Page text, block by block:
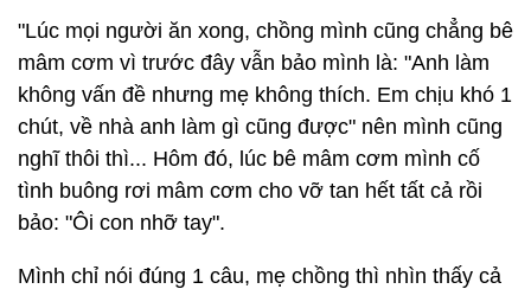
"Lúc mọi người ăn xong, chồng mình cũng chẳng bê
mâm cơm vì trước đây vẫn bảo mình là: "Anh làm
không vấn đề nhưng mẹ không thích. Em chịu khó 1
chút, về nhà anh làm gì cũng được" nên mình cũng
nghĩ thôi thì... Hôm đó, lúc bê mâm cơm mình cố
tình buông rơi mâm cơm cho vỡ tan hết tất cả rồi
bảo: "Ôi con nhỡ tay".
Mình chỉ nói đúng 1 câu, mẹ chồng thì nhìn thấy cả